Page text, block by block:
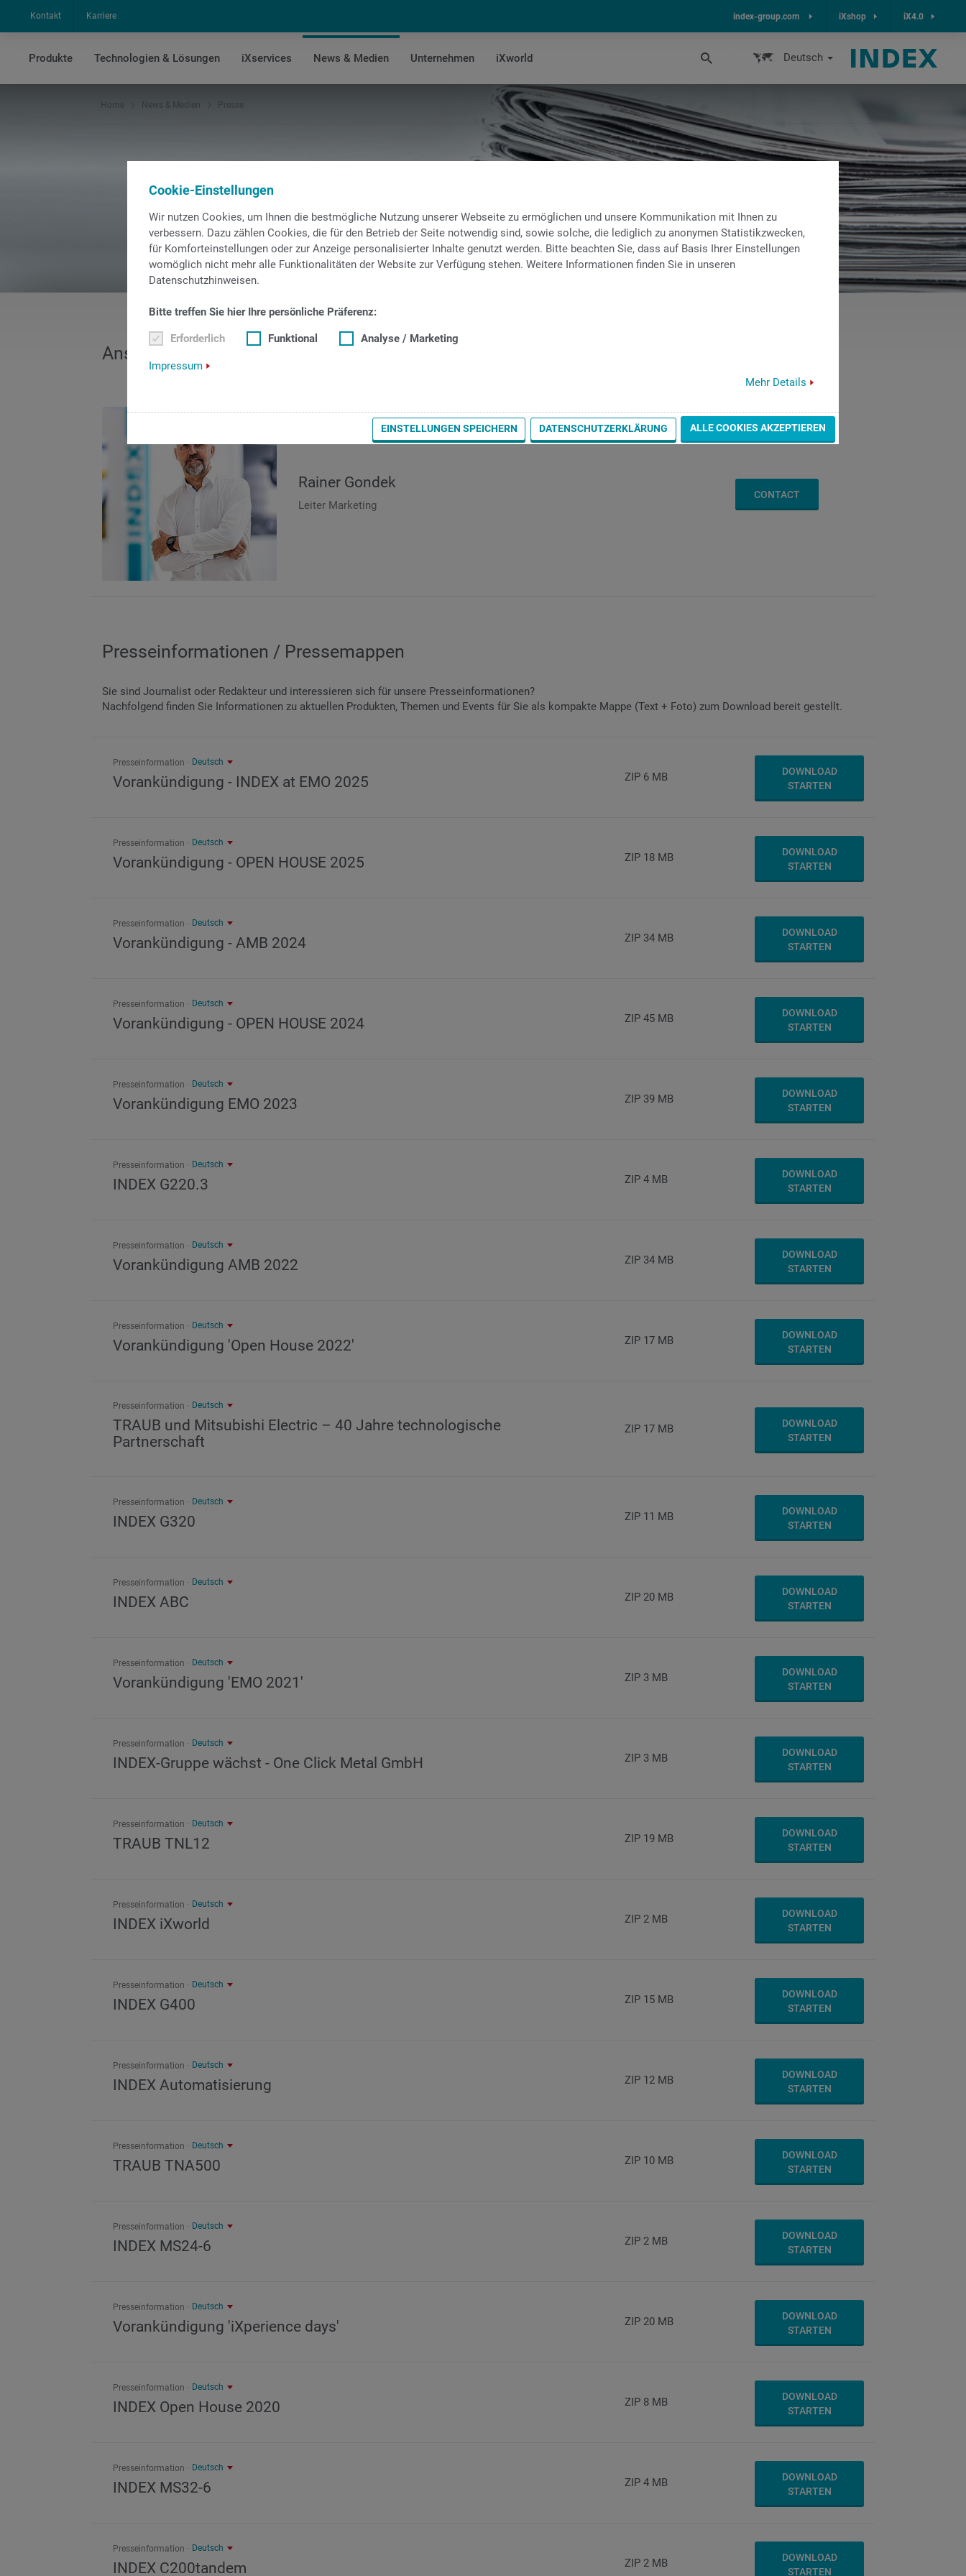
Cookie-Einstellungen
Wir nutzen Cookies, um Ihnen die bestmögliche Nutzung unserer Webseite zu ermöglichen und unsere Kommunikation mit Ihnen zu
verbessern. Dazu zählen Cookies, die für den Betrieb der Seite notwendig sind, sowie solche, die lediglich zu anonymen Statistikzwecken,
für Komforteinstellungen oder zur Anzeige personalisierter Inhalte genutzt werden. Bitte beachten Sie, dass auf Basis Ihrer Einstellungen
womöglich nicht mehr alle Funktionalitäten der Website zur Verfügung stehen. Weitere Informationen finden Sie in unseren
Datenschutzhinweisen.
Bitte treffen Sie hier Ihre persönliche Präferenz:
Erforderlich Funktional Analyse / Marketing
Impressum
Mehr Details
EINSTELLUNGEN SPEICHERN DATENSCHUTZERKLÄRUNG ALLE COOKIES AKZEPTIEREN
Kontakt Karriere index-group.com iXshop iX4.0
Produkte Technologien & Lösungen iXservices News & Medien Unternehmen iXworld Deutsch
Home News & Medien Presse
Ansprechpartner für Fachpresse / Technische Presse
Rainer Gondek
Leiter Marketing
CONTACT
Presseinformationen / Pressemappen
Sie sind Journalist oder Redakteur und interessieren sich für unsere Presseinformationen?
Nachfolgend finden Sie Informationen zu aktuellen Produkten, Themen und Events für Sie als kompakte Mappe (Text + Foto) zum Download bereit gestellt.
Presseinformation Deutsch
Vorankündigung - INDEX at EMO 2025 ZIP 6 MB
DOWNLOAD
STARTEN
Presseinformation Deutsch
Vorankündigung - OPEN HOUSE 2025 ZIP 18 MB
DOWNLOAD
STARTEN
Presseinformation Deutsch
Vorankündigung - AMB 2024 ZIP 34 MB
DOWNLOAD
STARTEN
Presseinformation Deutsch
Vorankündigung - OPEN HOUSE 2024 ZIP 45 MB
DOWNLOAD
STARTEN
Presseinformation Deutsch
Vorankündigung EMO 2023 ZIP 39 MB
DOWNLOAD
STARTEN
Presseinformation Deutsch
INDEX G220.3 ZIP 4 MB
DOWNLOAD
STARTEN
Presseinformation Deutsch
Vorankündigung AMB 2022 ZIP 34 MB
DOWNLOAD
STARTEN
Presseinformation Deutsch
Vorankündigung 'Open House 2022' ZIP 17 MB
DOWNLOAD
STARTEN
Presseinformation Deutsch
TRAUB und Mitsubishi Electric – 40 Jahre technologische
Partnerschaft
ZIP 17 MB
DOWNLOAD
STARTEN
Presseinformation Deutsch
INDEX G320 ZIP 11 MB
DOWNLOAD
STARTEN
Presseinformation Deutsch
INDEX ABC ZIP 20 MB
DOWNLOAD
STARTEN
Presseinformation Deutsch
Vorankündigung 'EMO 2021' ZIP 3 MB
DOWNLOAD
STARTEN
Presseinformation Deutsch
INDEX-Gruppe wächst - One Click Metal GmbH ZIP 3 MB
DOWNLOAD
STARTEN
Presseinformation Deutsch
TRAUB TNL12 ZIP 19 MB
DOWNLOAD
STARTEN
Presseinformation Deutsch
INDEX iXworld ZIP 2 MB
DOWNLOAD
STARTEN
Presseinformation Deutsch
INDEX G400 ZIP 15 MB
DOWNLOAD
STARTEN
Presseinformation Deutsch
INDEX Automatisierung ZIP 12 MB
DOWNLOAD
STARTEN
Presseinformation Deutsch
TRAUB TNA500 ZIP 10 MB
DOWNLOAD
STARTEN
Presseinformation Deutsch
INDEX MS24-6 ZIP 2 MB
DOWNLOAD
STARTEN
Presseinformation Deutsch
Vorankündigung 'iXperience days' ZIP 20 MB
DOWNLOAD
STARTEN
Presseinformation Deutsch
INDEX Open House 2020 ZIP 8 MB
DOWNLOAD
STARTEN
Presseinformation Deutsch
INDEX MS32-6 ZIP 4 MB
DOWNLOAD
STARTEN
Presseinformation Deutsch
INDEX C200tandem ZIP 2 MB
DOWNLOAD
STARTEN